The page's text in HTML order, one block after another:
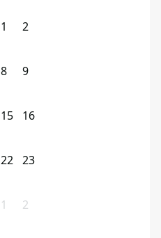
1 2
8 9
15 16
22 23
1 2